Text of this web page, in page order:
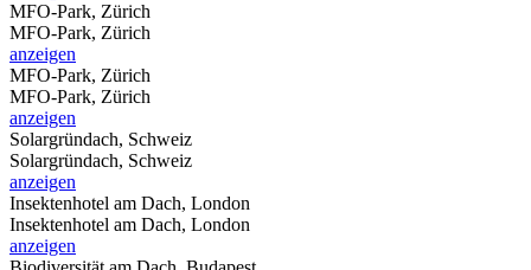
MFO-Park, Zürich
MFO-Park, Zürich
anzeigen
MFO-Park, Zürich
MFO-Park, Zürich
anzeigen
Solargründach, Schweiz
Solargründach, Schweiz
anzeigen
Insektenhotel am Dach, London
Insektenhotel am Dach, London
anzeigen